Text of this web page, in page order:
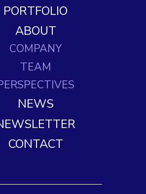
PORTFOLIO
ABOUT
COMPANY
TEAM
NEWS
CONTACT